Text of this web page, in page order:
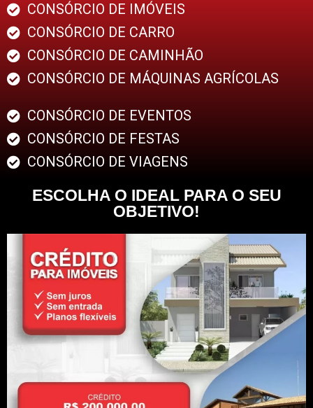
CONSÓRCIO DE IMÓVEIS
CONSÓRCIO DE CARRO
CONSÓRCIO DE CAMINHÃO
CONSÓRCIO DE MÁQUINAS AGRÍCOLAS
CONSÓRCIO DE EVENTOS
CONSÓRCIO DE FESTAS
CONSÓRCIO DE VIAGENS
ESCOLHA O IDEAL PARA O SEU
OBJETIVO!